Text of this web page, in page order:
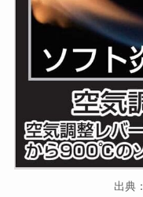
出典：